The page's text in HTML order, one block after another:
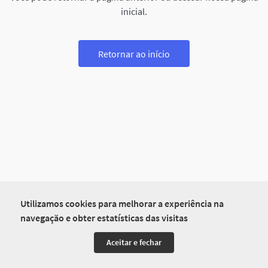
Utilizamos cookies para melhorar a experiência na
navegação e obter estatísticas das visitas
Aceitar e fechar
inicial.
Retornar ao início